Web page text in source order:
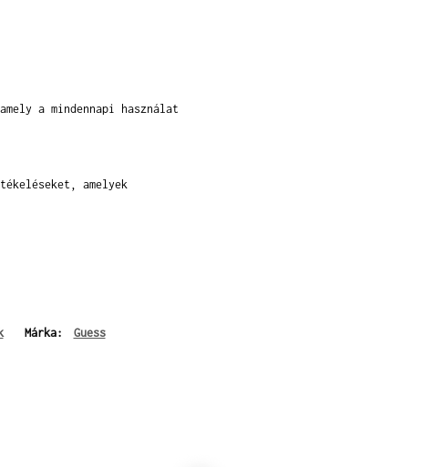
a mindennapi használat
amelyek
Márka: Guess